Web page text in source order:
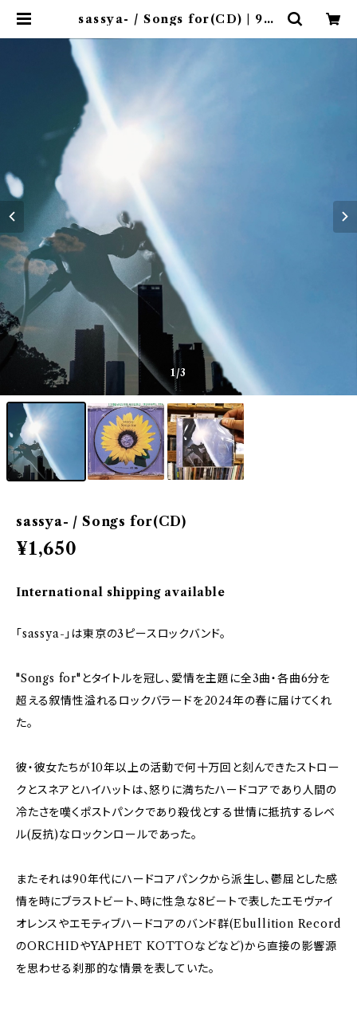
sassya- / Songs for(CD) | 9sp
1/3
sassya- / Songs for(CD)
¥1,650
International shipping available
「sassya-」は東京の3ピースロックバンド。
"Songs for"とタイトルを冠し、愛情を主題に全3曲・各曲6分を
超える叙情性溢れるロックバラードを2024年の春に届けてくれ
た。
彼・彼女たちが10年以上の活動で何十万回と刻んできたストロー
クとスネアとハイハットは、怒りに満ちたハードコアであり人間の
冷たさを嘆くポストパンクであり殺伐とする世情に抵抗するレベ
ル(反抗)なロックンロールであった。
またそれは90年代にハードコアパンクから派生し、鬱屈とした感
情を時にブラストビート、時に性急な8ビートで表したエモヴァイ
オレンスやエモティブハードコアのバンド群(Ebullition Record
のORCHIDやYAPHET KOTTOなどなど)から直接の影響源
を思わせる刹那的な情景を表していた。